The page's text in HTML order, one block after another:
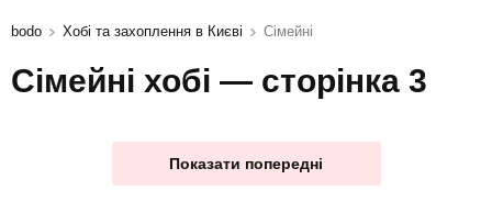
bodo Хобі та захоплення в Києві Сімейні
Сімейні хобі — сторінка 3
Показати попередні